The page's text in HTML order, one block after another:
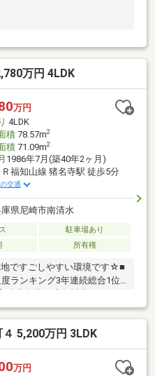
万円 4LDK
万円
4LDK
積78.57m2
積71.09m2
1986年7月(築40年2ヶ月)
Ｒ福知山線 猪名寺駅 徒歩5分
交通
県尼崎市南清水
駐車場あり
所有権
ですごしやすい環境です☆■
ランキング3年連続総合1位
取扱高◇弊社独自の安心のサ
無料の個別相談を受けるこ
い！5,200万円 3LDK
万円